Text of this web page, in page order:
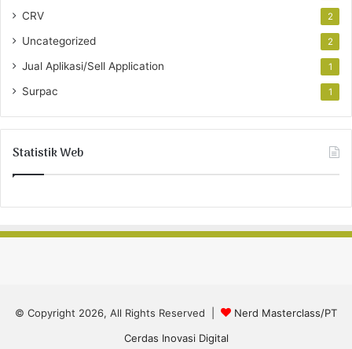
CRV 2
Uncategorized 2
Jual Aplikasi/Sell Application 1
Surpac 1
Statistik Web
© Copyright 2026, All Rights Reserved |
Nerd Masterclass/PT
Cerdas Inovasi Digital